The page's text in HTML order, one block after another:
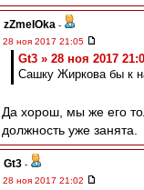
zZmeIOka -
28 ноя 2017 21:05
Gt3 » 28 ноя 2017
Сашку Жиркова бы к
Да хорош, мы же его
должность уже занята.
Gt3 -
28 ноя 2017 21:02